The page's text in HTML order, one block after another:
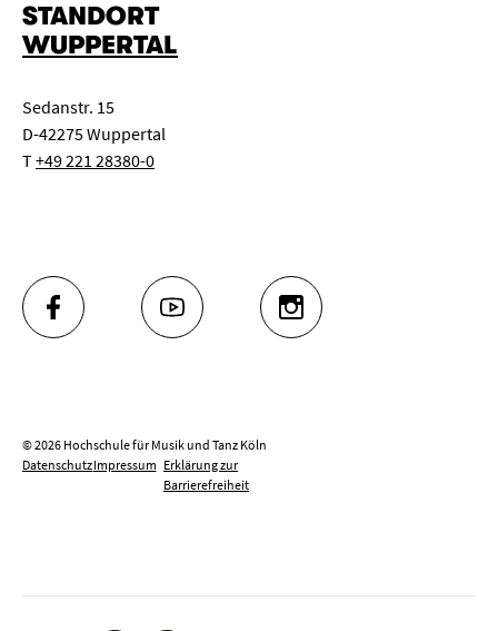
STANDORT
WUPPERTAL
Sedanstr. 15
D-42275 Wuppertal
T+49 221 28380-0
FACEBOOK YOUTUBE INSTAGRAM
© 2026 Hochschule für Musik und Tanz Köln
DatenschutzImpressum Erklärung zur
Barrierefreiheit